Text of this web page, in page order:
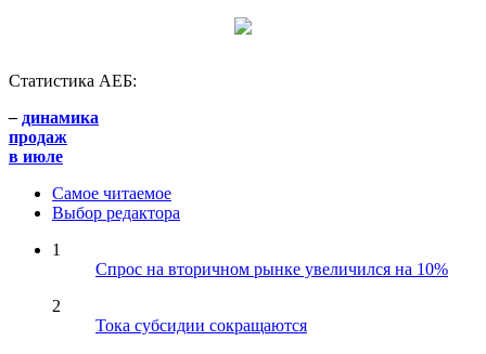
Статистика АЕБ:
– динамика
продаж
в июле
Самое читаемое
Выбор редактора
1
Спрос на вторичном рынке увеличился на 10%
2
Тока субсидии сокращаются